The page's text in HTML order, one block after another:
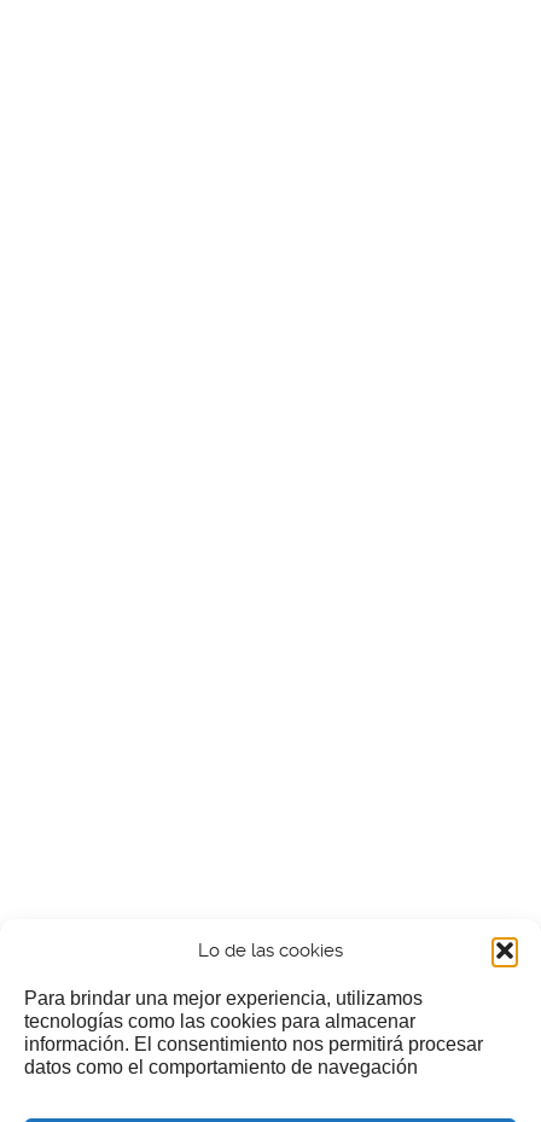
Lo de las cookies
Para brindar una mejor experiencia, utilizamos
tecnologías como las cookies para almacenar
información. El consentimiento nos permitirá procesar
datos como el comportamiento de navegación
¿Nos invitas a un cafecillo?